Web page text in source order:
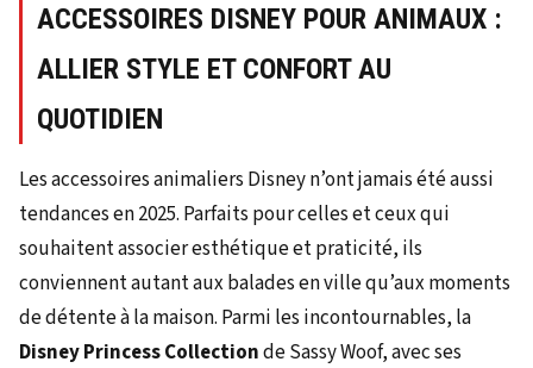
ACCESSOIRES DISNEY POUR ANIMAUX :
ALLIER STYLE ET CONFORT AU
QUOTIDIEN
Les accessoires animaliers Disney n’ont jamais été aussi
tendances en 2025. Parfaits pour celles et ceux qui
souhaitent associer esthétique et praticité, ils
conviennent autant aux balades en ville qu’aux moments
de détente à la maison. Parmi les incontournables, la
Disney Princess Collectionde Sassy Woof, avec ses